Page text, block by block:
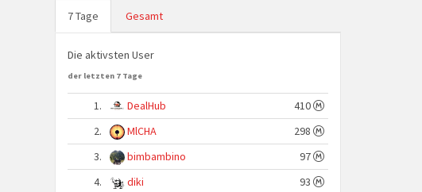
7 Tage Gesamt
Die aktivsten User
der letzten 7 Tage
1. DealHub
410
2.
MlCHA
298
3.
bimbambino
97
4.
diki
93